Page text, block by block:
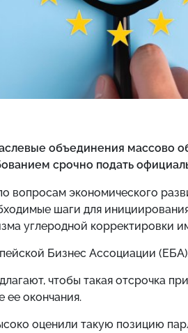
объединения массово
срочно подать
вопросам экономического
шаги для
углеродной корректировки
Бизнес Ассоциации
чтобы такая отсрочка
ее окончания.
оценили такую позицию